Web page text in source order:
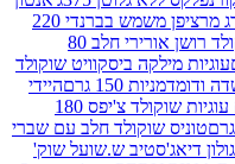
אנטון ברג מרציפן משמש בברנדי 220
שוקולד רושן אורירי חלב 80
ביסקוויט שוקולד
היידי
טוניס שוקולד חלב עם עוגיות שוקולד צ'יפס 180
חלב עם שברי
ש.שועל שוק'